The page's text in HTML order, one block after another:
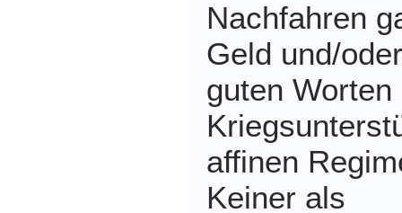
Nachfahren
Geld und/oder
guten Worten
affinen
Keiner als